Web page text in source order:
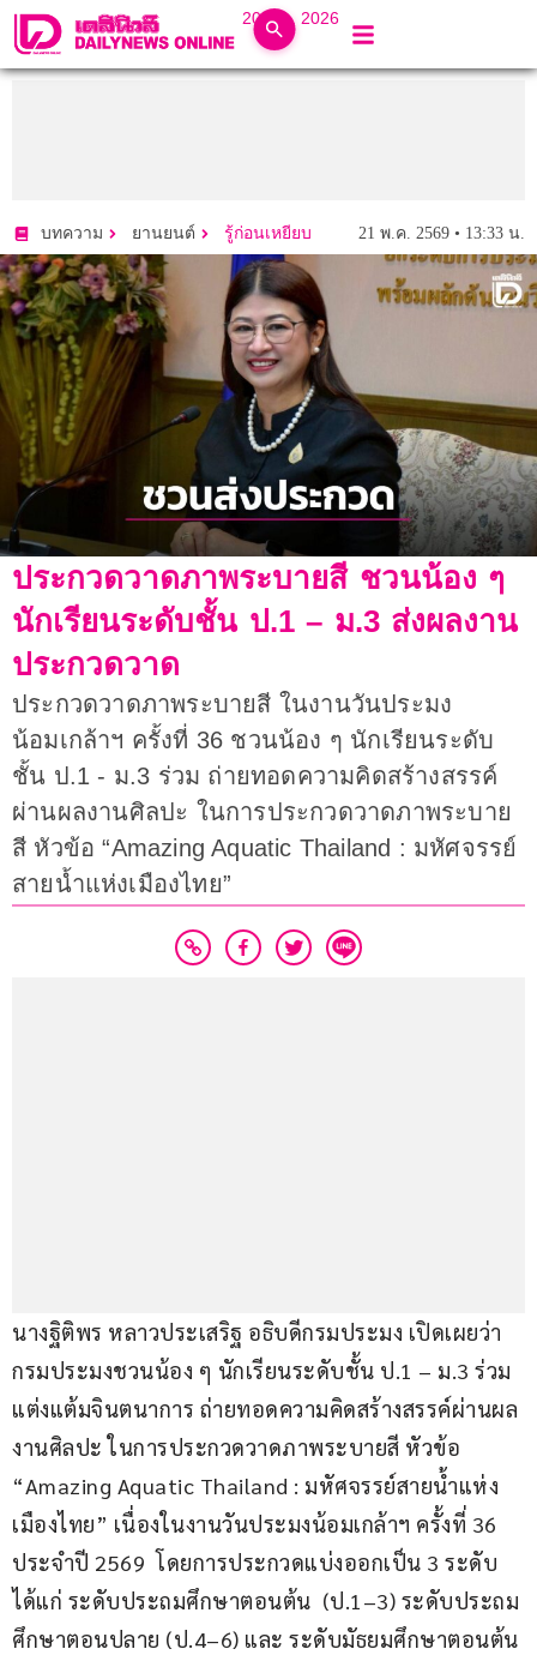
20 ก.ค. 2026
บทความ ยานยนต์ รู้ก่อนเหยียบ 21 พ.ค. 2569 • 13:33 น.
ประกวดวาดภาพระบายสี ชวนน้อง ๆ
นักเรียนระดับชั้น ป.1 – ม.3 ส่งผลงาน
ประกวดวาด
ประกวดวาดภาพระบายสี ในงานวันประมง
น้อมเกล้าฯ ครั้งที่ 36 ชวนน้อง ๆ นักเรียนระดับ
ชั้น ป.1 - ม.3 ร่วม ถ่ายทอดความคิดสร้างสรรค์
ผ่านผลงานศิลปะ ในการประกวดวาดภาพระบาย
สี หัวข้อ “Amazing Aquatic Thailand : มหัศจรรย์
สายน้ำแห่งเมืองไทย”
นางฐิติพร หลาวประเสริฐ อธิบดีกรมประมง เปิดเผยว่า
กรมประมงชวนน้อง ๆ นักเรียนระดับชั้น ป.1 – ม.3 ร่วม
แต่งแต้มจินตนาการ ถ่ายทอดความคิดสร้างสรรค์ผ่านผล
งานศิลปะ ในการประกวดวาดภาพระบายสี หัวข้อ
“Amazing Aquatic Thailand : มหัศจรรย์สายน้ำแห่ง
เมืองไทย” เนื่องในงานวันประมงน้อมเกล้าฯ ครั้งที่ 36
ประจำปี 2569  โดยการประกวดแบ่งออกเป็น 3 ระดับ
ได้แก่ ระดับประถมศึกษาตอนต้น  (ป.1–3) ระดับประถม
ศึกษาตอนปลาย (ป.4–6) และ ระดับมัธยมศึกษาตอนต้น